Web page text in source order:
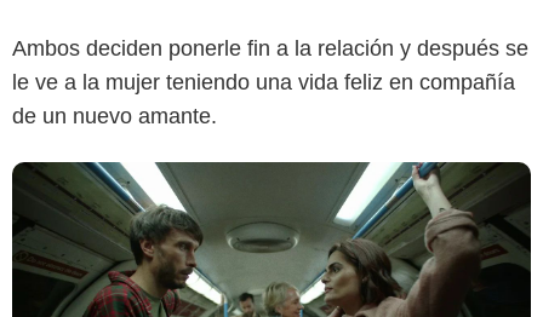
Ambos deciden ponerle fin a la relación y después se
le ve a la mujer teniendo una vida feliz en compañía
de un nuevo amante.